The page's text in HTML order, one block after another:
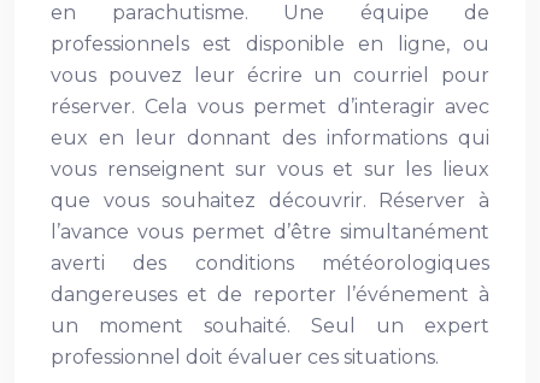
en parachutisme. Une équipe de
professionnels est disponible en ligne, ou
vous pouvez leur écrire un courriel pour
réserver. Cela vous permet d’interagir avec
eux en leur donnant des informations qui
vous renseignent sur vous et sur les lieux
que vous souhaitez découvrir. Réserver à
l’avance vous permet d’être simultanément
averti des conditions météorologiques
dangereuses et de reporter l’événement à
un moment souhaité. Seul un expert
professionnel doit évaluer ces situations.